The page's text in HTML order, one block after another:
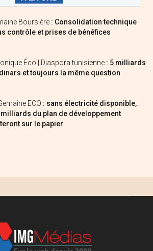
Boursière : Consolidation technique
contrôle et prises de bénéfices
Éco | Diaspora tunisienne : 5 milliards
et toujours la même question
Semaine ECO : sans électricité disponible,
milliards du plan de développement
sur le papier